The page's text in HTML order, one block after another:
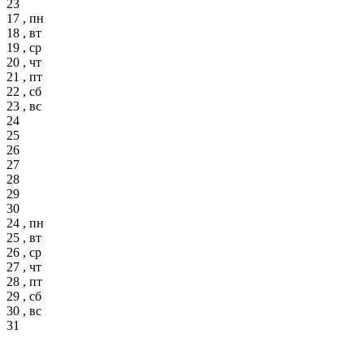
23
17 , пн
18 , вт
19 , ср
20 , чт
21 , пт
22 , сб
23 , вс
24
25
26
27
28
29
30
24 , пн
25 , вт
26 , ср
27 , чт
28 , пт
29 , сб
30 , вс
31